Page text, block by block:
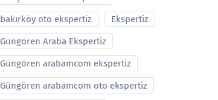
bakırköy oto ekspertiz Ekspertiz
Güngören Araba Ekspertiz
Güngören arabamcom ekspertiz
Güngören arabamcom oto ekspertiz